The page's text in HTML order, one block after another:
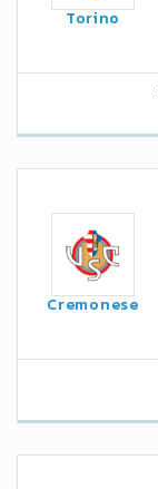
Torino
Cremonese